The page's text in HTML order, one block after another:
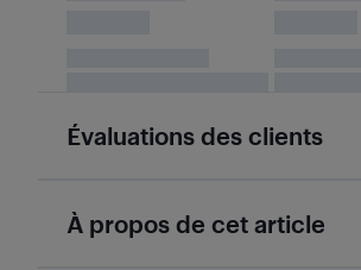
Évaluations des clients
À propos de cet article